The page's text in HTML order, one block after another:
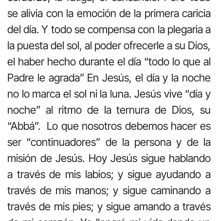
se alivia con la emoción de la primera caricia
del día. Y todo se compensa con la plegaria a
la puesta del sol, al poder ofrecerle a su Dios,
el haber hecho durante el día “todo lo que al
Padre le agrada” En Jesús, el día y la noche
no lo marca el sol ni la luna. Jesús vive “día y
noche” al ritmo de la ternura de Dios, su
“Abbá”. Lo que nosotros debemos hacer es
ser “continuadores” de la persona y de la
misión de Jesús. Hoy Jesús sigue hablando
a través de mis labios; y sigue ayudando a
través de mis manos; y sigue caminando a
través de mis pies; y sigue amando a través